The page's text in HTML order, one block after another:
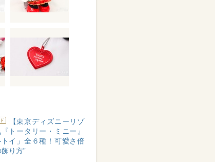
【東京ディズニーリゾ
トータリー・ミニー』
イ」全６種！可愛さ倍
り方”